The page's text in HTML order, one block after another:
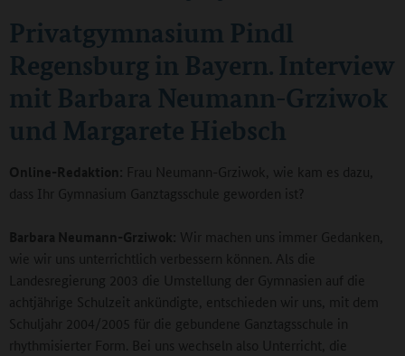
Privatgymnasium Pindl
Regensburg in Bayern. Interview
mit Barbara Neumann-Grziwok
und Margarete Hiebsch
Online-Redaktion: Frau Neumann-Grziwok, wie kam es dazu,
dass Ihr Gymnasium Ganztagsschule geworden ist?
Barbara Neumann-Grziwok: Wir machen uns immer Gedanken,
wie wir uns unterrichtlich verbessern können. Als die
Landesregierung 2003 die Umstellung der Gymnasien auf die
achtjährige Schulzeit ankündigte, entschieden wir uns, mit dem
Schuljahr 2004/2005 für die gebundene Ganztagsschule in
rhythmisierter Form. Bei uns wechseln also Unterricht, die